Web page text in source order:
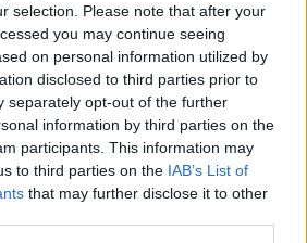
selection. Please note that after your
you may continue seeing
on personal information utilized by
disclosed to third parties prior to
separately opt-out of the further
information by third parties on the
participants. This information may
to third parties on the IAB’s List of
that may further disclose it to other
le gare principali competitive di21,097
Km, tre percorsi ludico-motori (3 Km
motoria fanno parte del calendario del
e delle Tre Provincie, ed è aperta a tutti.
prenderanno il via lunedì8 dicembre
Culturalealle9 e alle9.10partenza della
dello spazio verde della Casa